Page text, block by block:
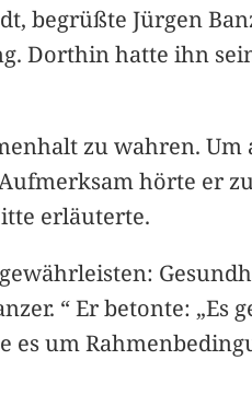
begrüßte Jürgen
Dorthin hatte ihn
zu wahren.
hörte er
erläuterte.
“ Er betonte: „Es
es um